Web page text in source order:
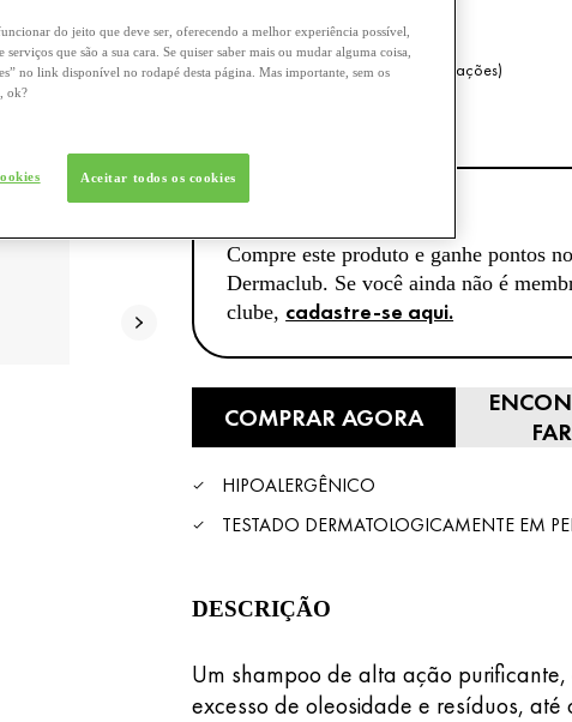
5,0/5 (2 Avaliações)
DERMA
Compre este produto e ganhe pontos no
Dermaclub. Se você ainda não é
clube, cadastre-se aqui.
COMPRAR AGORA
HIPOALERGÊNICO
TESTADO DERMATOLOGICAMENTE EM
DESCRIÇÃO
Um shampoo de alta ação
excesso de oleosidade e resíduos, até
do jeito que deve ser, oferecendo a melhor experiência possível,
que são a sua cara. Se quiser saber mais ou mudar alguma coisa,
no link disponível no rodapé desta página. Mas importante, sem os
ok?
Aceitar todos os cookies